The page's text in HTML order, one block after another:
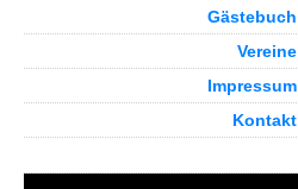
Gästebuch
Vereine
Impressum
Kontakt